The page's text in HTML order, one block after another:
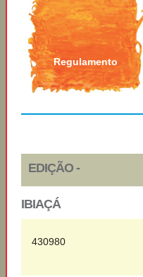
Regulamento
EDIÇÃO -
IBIAÇÁ
430980